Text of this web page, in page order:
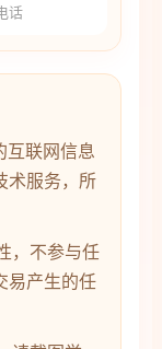
话
互联网信息
术服务，所
，不参与任
易产生的任